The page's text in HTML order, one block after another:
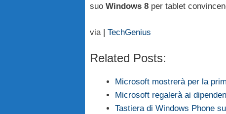
suo Windows 8 per tablet
via | TechGenius
Related Posts:
Microsoft mostrerà per la
Microsoft regalerà ai
Tastiera di Windows Phone